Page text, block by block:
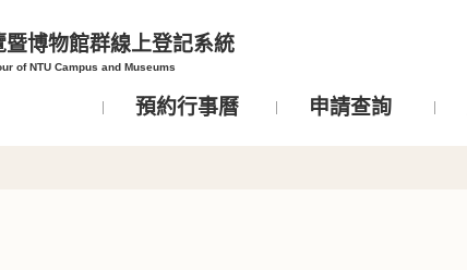
暨博物館群線上登記系統
of NTU Campus and Museums
預約行事曆 申請查詢